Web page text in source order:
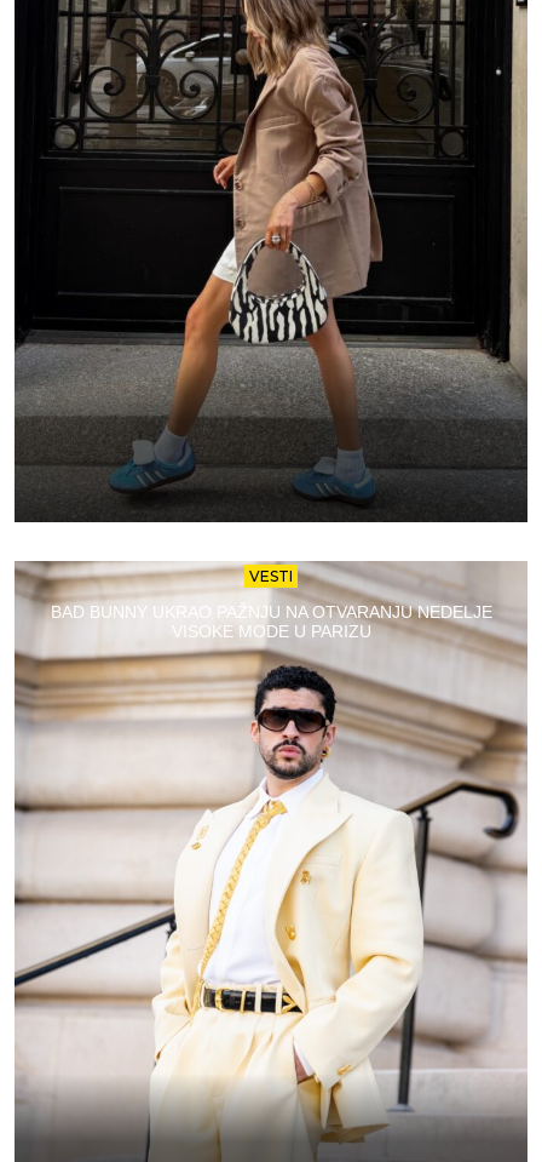
VESTI
BAD BUNNY UKRAO PAŽNJU NA OTVARANJU NEDELJE
VISOKE MODE U PARIZU